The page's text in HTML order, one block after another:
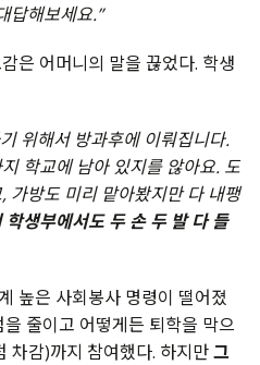
답해보세요.”
은 어머니의 말을 끊었다. 학생
위해서 방과후에 이뤄집니다.
학교에 남아 있지를 않아요. 도
가방도 미리 맡아봤지만 다 내팽
학생부에서도 두 손 두 발 다 들
높은 사회봉사 명령이 떨어졌
줄이고 어떻게든 퇴학을 막으
차감)까지 참여했다. 하지만그